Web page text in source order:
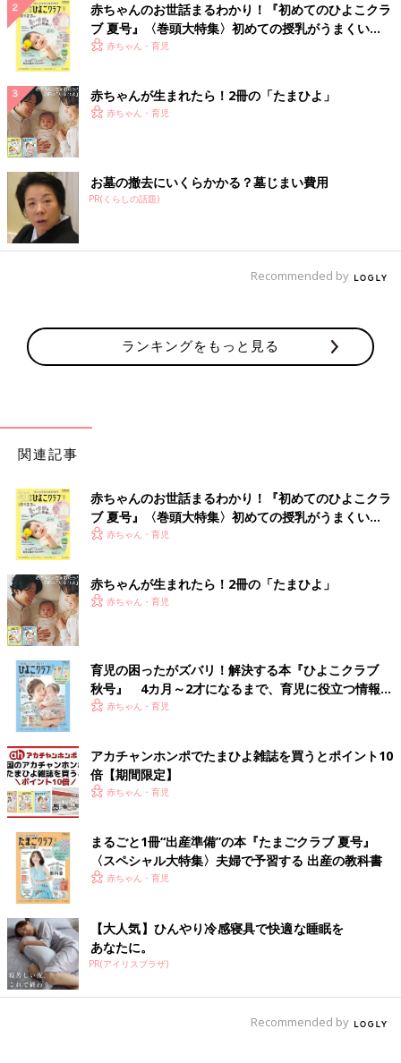
赤ちゃんのお世話まるわかり！『初めてのひよこクラ
ブ 夏号』〈巻頭大特集〉初めての授乳がうまくい
く！ おっぱい・ミルクの基本と夏のトラブル 解決テ
赤ちゃん・育児
赤ちゃんが生まれたら！2冊の「たまひよ」
赤ちゃん・育児
お墓の撤去にいくらかかる？墓じまい費用
PR(くらしの話題)
Recommended by
ランキングをもっと見る
関連記事
赤ちゃんのお世話まるわかり！『初めてのひよこクラ
ブ 夏号』〈巻頭大特集〉初めての授乳がうまくい
く！ おっぱい・ミルクの基本と夏のトラブル 解決テ
赤ちゃん・育児
赤ちゃんが生まれたら！2冊の「たまひよ」
赤ちゃん・育児
育児の困ったがズバリ！解決する本『ひよこクラブ
秋号』 4カ月～2才になるまで、育児に役立つ情報が
いっぱい！
赤ちゃん・育児
アカチャンホンポでたまひよ雑誌を買うとポイント10
倍【期間限定】
赤ちゃん・育児
まるごと1冊“出産準備”の本『たまごクラブ 夏号』
〈スペシャル大特集〉夫婦で予習する 出産の教科書
赤ちゃん・育児
【大人気】ひんやり冷感寝具で快適な睡眠を
あなたに。
PR(アイリスプラザ)
Recommended by